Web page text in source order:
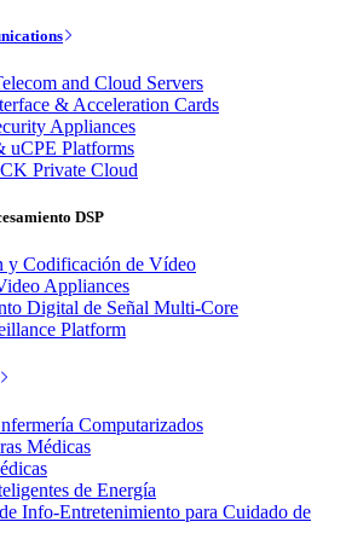
and Cloud Servers
& Acceleration Cards
Appliances
uCPE Platforms
Private Cloud
DSP
y Codificación de Vídeo
Appliances
Digital de Señal Multi-Core
Platform
Computarizados
Médicas
de Energía
Info-Entretenimiento para Cuidado de